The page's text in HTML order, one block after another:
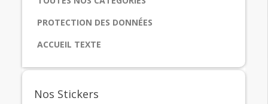
PROTECTION DES DONNÉES
ACCUEIL TEXTE
Nos Stickers